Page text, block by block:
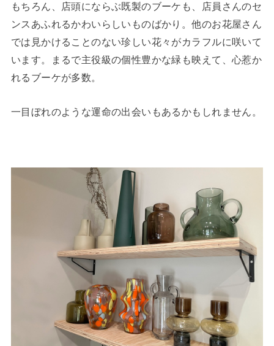
もちろん、店頭にならぶ既製のブーケも、店員さんのセ
ンスあふれるかわいらしいものばかり。他のお花屋さん
では見かけることのない珍しい花々がカラフルに咲いて
います。まるで主役級の個性豊かな緑も映えて、心惹か
れるブーケが多数。
一目ぼれのような運命の出会いもあるかもしれません。